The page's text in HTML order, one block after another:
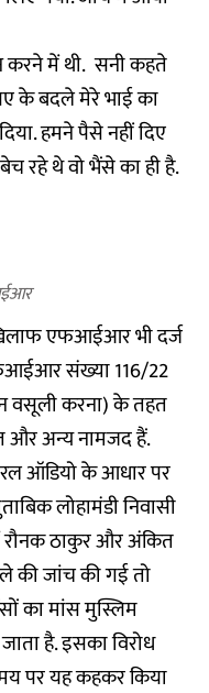
करने में थी. सनी कहते
के बदले मेरे भाई का
हमने पैसे नहीं दिए
रहे थे वो भैंसे का ही है.
एफआईआर भी दर्ज
संख्या 116/22
वसूली करना) के तहत
और अन्य नामजद हैं.
ऑडियो के आधार पर
लोहामंडी निवासी
ठाकुर और अंकित
की जांच की गई तो
का मांस मुस्लिम
है. इसका विरोध
पर यह कहकर किया